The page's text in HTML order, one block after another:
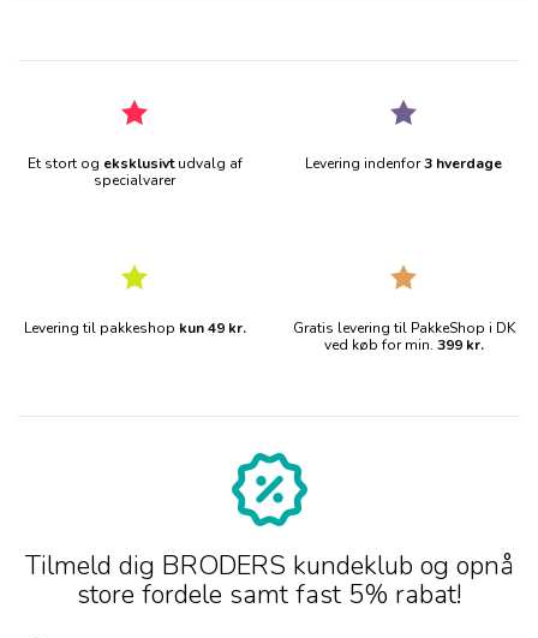
Et stort og eksklusivtudvalg af
specialvarer
Levering indenfor3 hverdage
Levering til pakkeshop kun 49 kr.
Gratis levering til PakkeShop i DK
ved køb for min. 399 kr.
Tilmeld dig BRODERS kundeklub og opnå
store fordele samt fast 5% rabat!